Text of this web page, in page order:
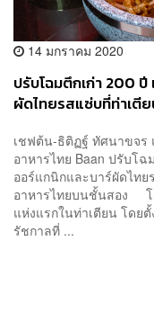
14 มกราคม 2020
ปรับโฉมตึกเก่า 200 ปี
ผัดไทยรสแซ่บที่ท่าเตี
เชฟต้น-ธิติฏฐ์ ทัศนาขจร
อาหารไทย Baan ปรับโฉ
ออร์แกนิกและบาร์ผัดไทย
อาหารไทยบนชั้นสอง โ
แห่งแรกในท่าเตียน โดย
รัชกาลที่ ...